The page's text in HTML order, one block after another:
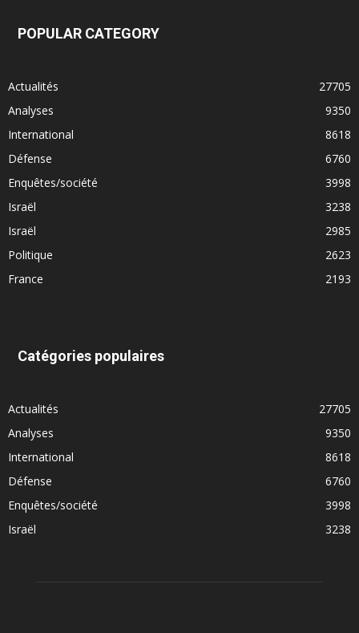
POPULAR CATEGORY
Actualités
27705
Analyses
9350
International
8618
Défense
6760
Enquêtes/société
3998
Israël
3238
Israël
2985
Politique
2623
France
2193
Catégories populaires
Actualités
27705
Analyses
9350
International
8618
Défense
6760
Enquêtes/société
3998
Israël
3238